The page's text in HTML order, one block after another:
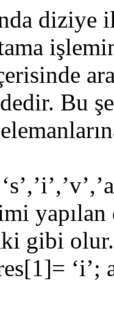
diziye
Bu
yapılan
gibi olur.
‘i’;